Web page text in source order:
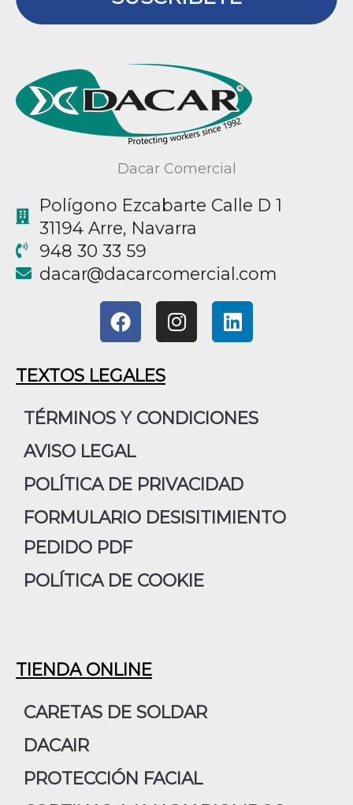
Dacar Comercial
Polígono Ezcabarte Calle D 1
31194 Arre, Navarra
948 30 33 59
moc.laicremocracad
@racad
F
a
e
b
o
k
I
n
g
m
L
i
d
TEXTOS LEGALES
TÉRMINOS Y CONDICIONES
AVISO LEGAL
POLÍTICA DE PRIVACIDAD
FORMULARIO DESISITIMIENTO
PEDIDO PDF
POLÍTICA DE COOKIE
TIENDA ONLINE
CARETAS DE SOLDAR
DACAIR
PROTECCIÓN FACIAL